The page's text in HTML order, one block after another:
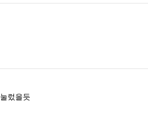
렀을듯